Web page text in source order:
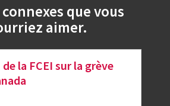
que vous
aimer.
la FCEI sur la grève